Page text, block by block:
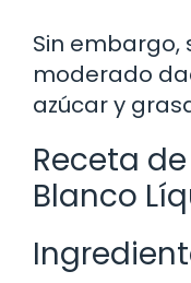
Sin embargo,
moderado
azúcar y
Receta
Blanco